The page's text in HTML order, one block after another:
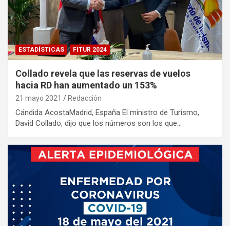
ESTADÍSTICAS FITUR 2024
Collado revela que las reservas de vuelos
hacia RD han aumentado un 153%
21 mayo 2021 Redacción
Cándida AcostaMadrid, España El ministro de Turismo,
David Collado, dijo que los números son los que…